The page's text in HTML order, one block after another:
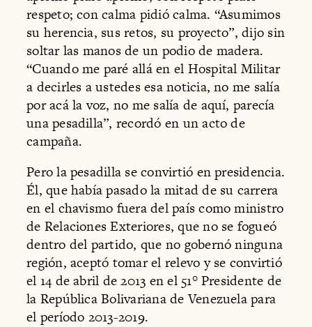
respeto; con calma pidió calma. “Asumimos
su herencia, sus retos, su proyecto”, dijo sin
soltar las manos de un podio de madera.
“Cuando me paré allá en el Hospital Militar
a decirles a ustedes esa noticia, no me salía
por acá la voz, no me salía de aquí, parecía
una pesadilla”, recordó en un acto de
campaña.
Pero la pesadilla se convirtió en presidencia.
Él, que había pasado la mitad de su carrera
en el chavismo fuera del país como ministro
de Relaciones Exteriores, que no se fogueó
dentro del partido, que no gobernó ninguna
región, aceptó tomar el relevo y se convirtió
el 14 de abril de 2013 en el 51° Presidente de
la República Bolivariana de Venezuela para
el período 2013-2019.